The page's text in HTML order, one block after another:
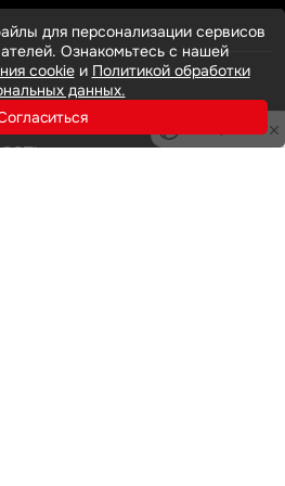
для персонализации сервисов
Ознакомьтесь с нашей
cookieи Политикой обработки
данных.